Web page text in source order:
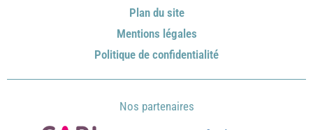
Plan du site
Mentions légales
Politique de confidentialité
Nos partenaires